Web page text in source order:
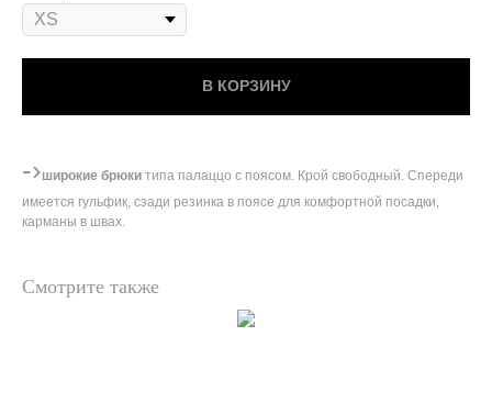
В КОРЗИНУ
-›широкие брюки типа палаццо с поясом. Крой свободный. Спереди
имеется гульфик, сзади резинка в поясе для комфортной посадки,
карманы в швах.
Смотрите также